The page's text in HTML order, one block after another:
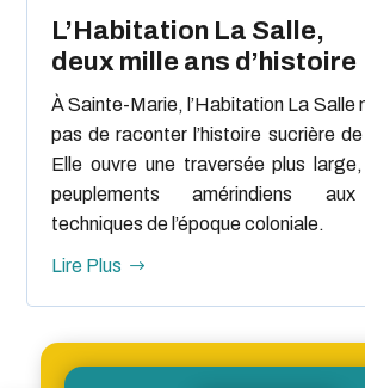
L’Habitation La Salle,
deux mille ans d’histoire
À Sainte-Marie, l’Habitation La Salle
pas de raconter l’histoire sucrière
Elle ouvre une traversée plus
peuplements amérindiens
techniques de l’époque coloniale.
Lire Plus